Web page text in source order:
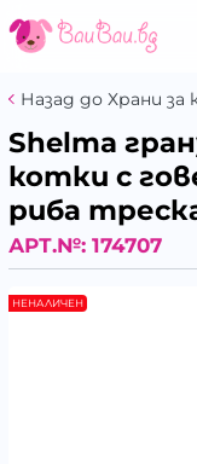
Назад до Храни за
Shelma
котки с
риба
АРТ.№: 174707
НЕНАЛИЧЕН